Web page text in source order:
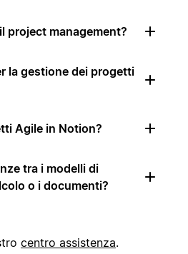
project management?
la gestione dei progetti
Agile in Notion?
tra i modelli di
o i documenti?
centro assistenza.